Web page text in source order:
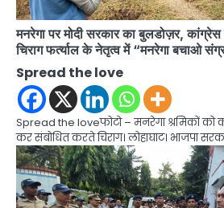
मनरेगा पर मोदी सरकार का बुलडोज़र,
चिराग फर्त्याल के नेतृत्व में “मनरेगा बचाओ
Spread the love
Spread the loveफोटो – मनरेगा श्रमिकों को
कर संबोधित करते चिराग। लोहाघाट। भाजपा